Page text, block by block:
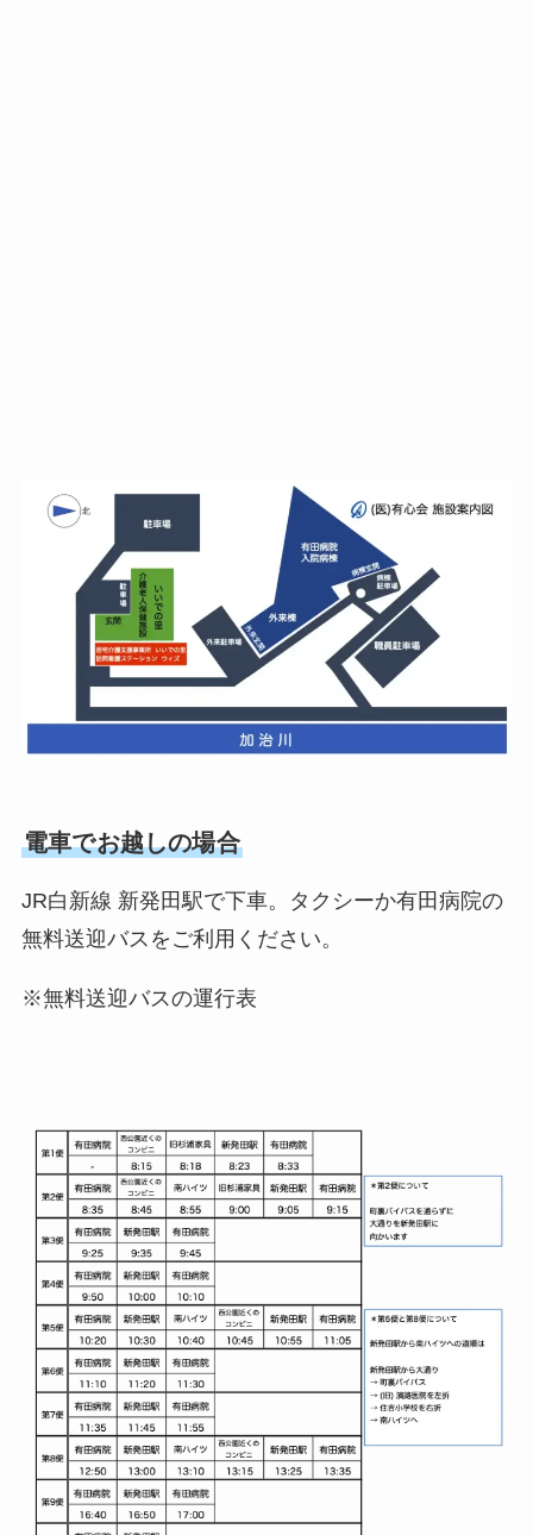
電車でお越しの場合
JR白新線 新発田駅で下車。タクシーか有田病院の
無料送迎バスをご利用ください。
※無料送迎バスの運行表